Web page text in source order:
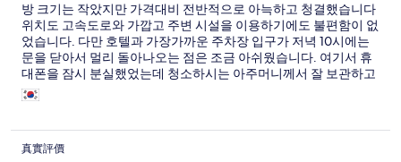
방 크기는 작았지만 가격대비 전반적으로 아늑하고 청결했습니다
위치도 고속도로와 가깝고 주변 시설을 이용하기에도 불편함이 없
었습니다. 다만 호텔과 가장가까운 주차장 입구가 저녁 10시에는
문을 닫아서 멀리 돌아나오는 점은 조금 아쉬웠습니다. 여기서 휴
대폰을 잠시 분실했었는데 청소하시는 아주머니께서 잘 보관하고
계셔서 찾을 수 있었는데 사례금도 마다하시는 모습에서 직원들의
친절함을 느낄 수 있었습니다. 다음번에도 이용하고 싶네요
真實評價